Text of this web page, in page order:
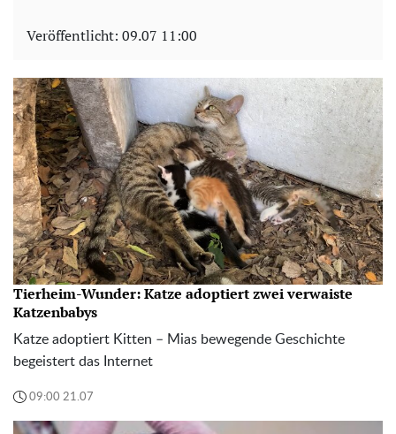
Veröffentlicht: 09.07 11:00
Tierheim-Wunder: Katze adoptiert zwei verwaiste
Katzenbabys
Katze adoptiert Kitten – Mias bewegende Geschichte
begeistert das Internet
09:00 21.07